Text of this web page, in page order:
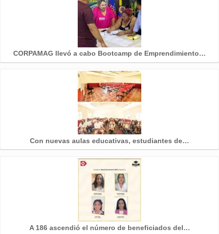
CORPAMAG llevó a cabo Bootcamp de Emprendimiento…
Con nuevas aulas educativas, estudiantes de…
A 186 ascendió el número de beneficiados del…